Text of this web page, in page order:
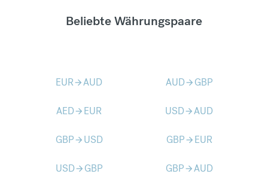
Beliebte Währungspaare
EURarrow_forwardAUD AUDarrow_forward GBP
AEDarrow_forward EUR USDarrow_forwardAUD
GBParrow_forward USD GBParrow_forward EUR
USDarrow_forward GBP GBParrow_forwardAUD